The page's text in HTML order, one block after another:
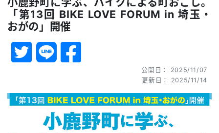
「第13回 BIKE LOVE FORUM in 埼玉・
おがの」開催
公開日： 2025/11/07
更新日： 2025/11/14